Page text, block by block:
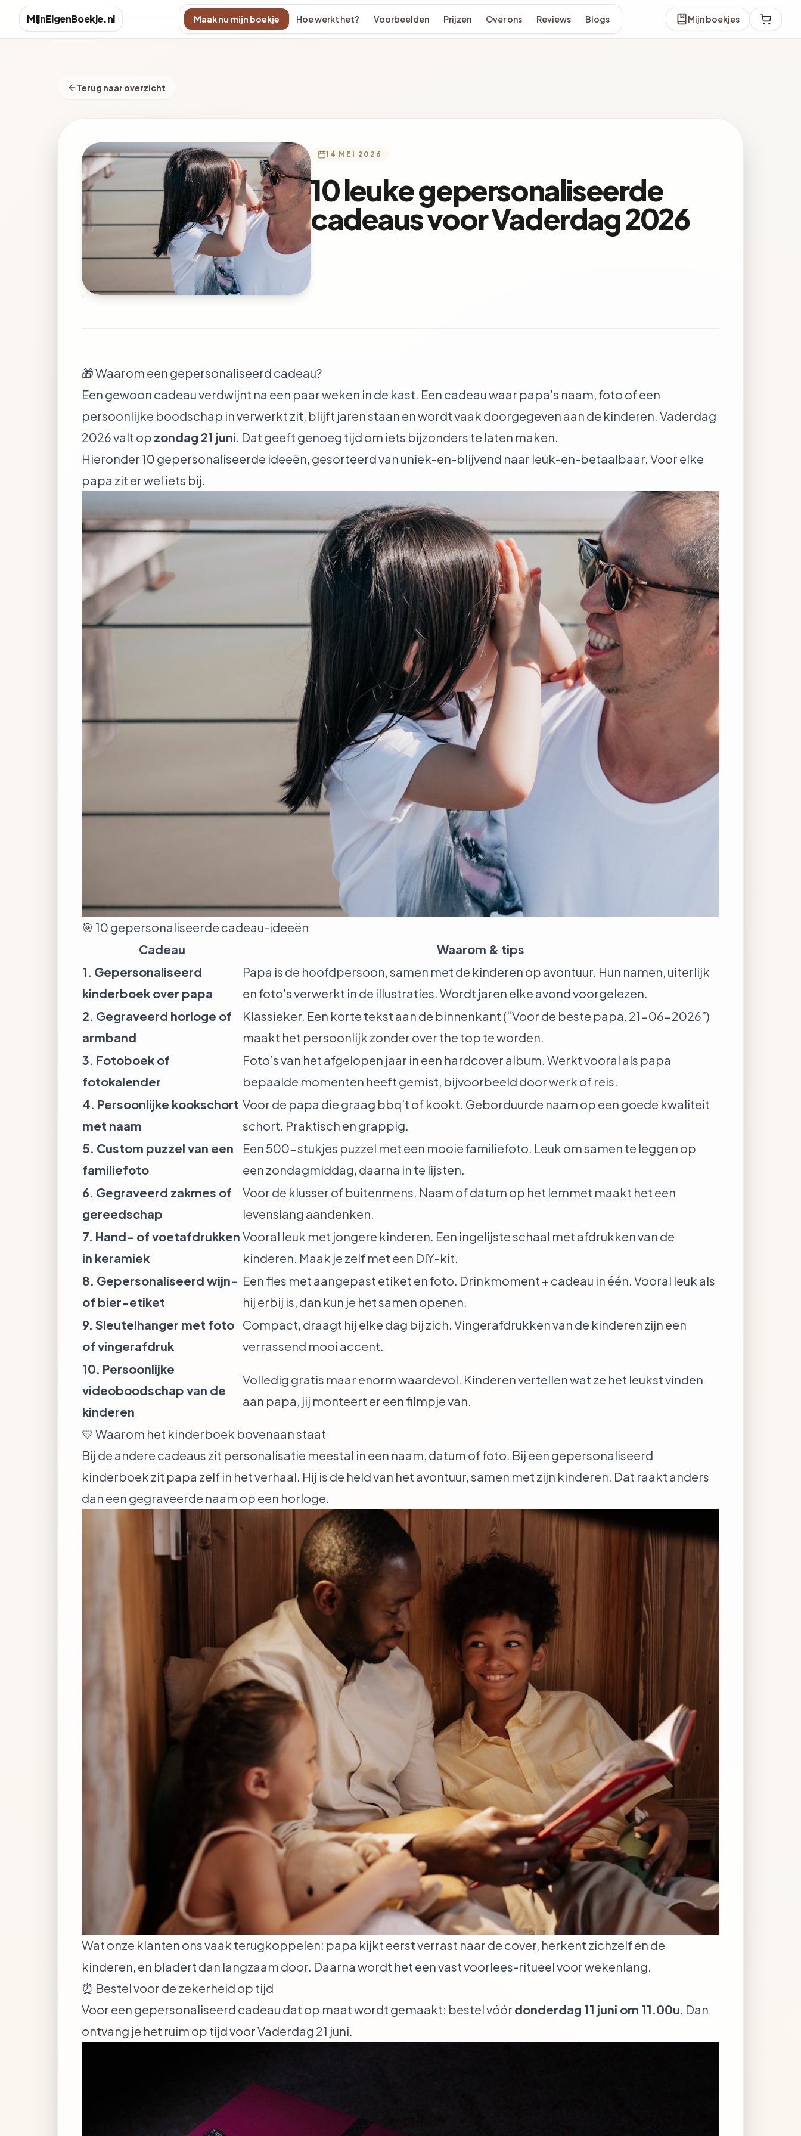
MijnEigenBoekje.nl Maak nu mijn boekje Hoe werkt het? Voorbeelden Prijzen Over ons Reviews Blogs Mijn boekjes
Terug naar overzicht
14 MEI 2026
10 leuke gepersonaliseerde
cadeaus voor Vaderdag 2026
🎁 Waarom een gepersonaliseerd cadeau?
Een gewoon cadeau verdwijnt na een paar weken in de kast. Een cadeau waar papa’s naam, foto of een
persoonlijke boodschap in verwerkt zit, blijft jaren staan en wordt vaak doorgegeven aan de kinderen. Vaderdag
2026 valt op zondag 21 juni. Dat geeft genoeg tijd om iets bijzonders te laten maken.
Hieronder 10 gepersonaliseerde ideeën, gesorteerd van uniek-en-blijvend naar leuk-en-betaalbaar. Voor elke
papa zit er wel iets bij.
🎯 10 gepersonaliseerde cadeau-ideeën
Cadeau
Waarom & tips
1. Gepersonaliseerd
kinderboek over papa
Papa is de hoofdpersoon, samen met de kinderen op avontuur. Hun namen, uiterlijk
en foto’s verwerkt in de illustraties. Wordt jaren elke avond voorgelezen.
2. Gegraveerd horloge of
armband
Klassieker. Een korte tekst aan de binnenkant (“Voor de beste papa, 21-06-2026”)
maakt het persoonlijk zonder over the top te worden.
3. Fotoboek of
fotokalender
Foto’s van het afgelopen jaar in een hardcover album. Werkt vooral als papa
bepaalde momenten heeft gemist, bijvoorbeeld door werk of reis.
4. Persoonlijke kookschort
met naam
Voor de papa die graag bbq’t of kookt. Geborduurde naam op een goede kwaliteit
schort. Praktisch en grappig.
5. Custom puzzel van een
familiefoto
Een 500-stukjes puzzel met een mooie familiefoto. Leuk om samen te leggen op
een zondagmiddag, daarna in te lijsten.
6. Gegraveerd zakmes of
gereedschap
Voor de klusser of buitenmens. Naam of datum op het lemmet maakt het een
levenslang aandenken.
7. Hand- of voetafdrukken
in keramiek
Vooral leuk met jongere kinderen. Een ingelijste schaal met afdrukken van de
kinderen. Maak je zelf met een DIY-kit.
8. Gepersonaliseerd wijn-
of bier-etiket
Een fles met aangepast etiket en foto. Drinkmoment + cadeau in één. Vooral leuk als
hij erbij is, dan kun je het samen openen.
9. Sleutelhanger met foto
of vingerafdruk
Compact, draagt hij elke dag bij zich. Vingerafdrukken van de kinderen zijn een
verrassend mooi accent.
10. Persoonlijke
videoboodschap van de
kinderen
Volledig gratis maar enorm waardevol. Kinderen vertellen wat ze het leukst vinden
aan papa, jij monteert er een filmpje van.
💛 Waarom het kinderboek bovenaan staat
Bij de andere cadeaus zit personalisatie meestal in een naam, datum of foto. Bij een gepersonaliseerd
kinderboek zit papa zelf in het verhaal. Hij is de held van het avontuur, samen met zijn kinderen. Dat raakt anders
dan een gegraveerde naam op een horloge.
Wat onze klanten ons vaak terugkoppelen: papa kijkt eerst verrast naar de cover, herkent zichzelf en de
kinderen, en bladert dan langzaam door. Daarna wordt het een vast voorlees-ritueel voor wekenlang.
⏰ Bestel voor de zekerheid op tijd
Voor een gepersonaliseerd cadeau dat op maat wordt gemaakt: bestel vóór donderdag 11 juni om 11.00u. Dan
ontvang je het ruim op tijd voor Vaderdag 21 juni.